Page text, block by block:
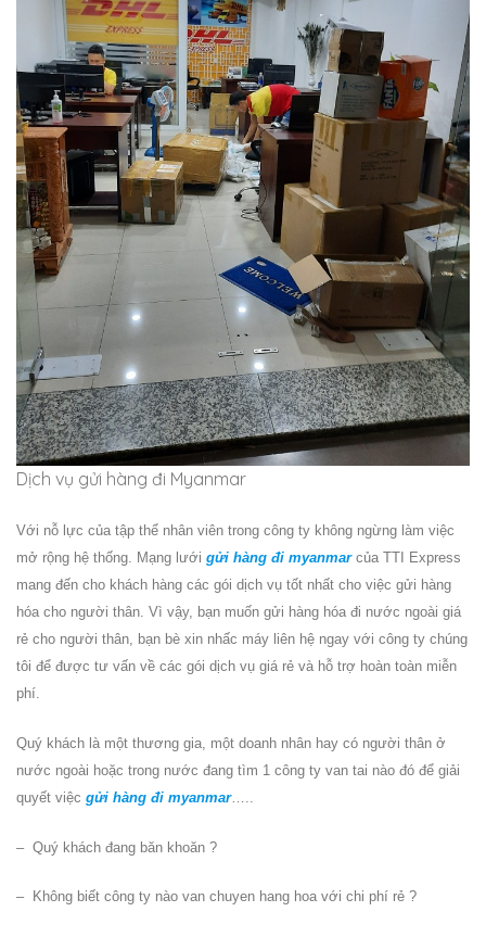
Dịch vụ gửi hàng đi Myanmar
Với nỗ lực của tập thể nhân viên trong công ty không ngừng làm việc
mở rộng hệ thống. Mạng lưới gửi hàng đi myanmarcủa TTI Express
mang đến cho khách hàng các gói dịch vụ tốt nhất cho việc gửi hàng
hóa cho người thân. Vì vậy, bạn muốn gửi hàng hóa đi nước ngoài giá
rẻ cho người thân, bạn bè xin nhấc máy liên hệ ngay với công ty chúng
tôi để được tư vấn về các gói dịch vụ giá rẻ và hỗ trợ hoàn toàn miễn
phí.
Quý khách là một thương gia, một doanh nhân hay có người thân ở
nước ngoài hoặc trong nước đang tìm 1 công ty van tai nào đó để giải
quyết việc gửi hàng đi myanmar…..
– Quý khách đang băn khoăn ?
– Không biết công ty nào van chuyen hang hoa với chi phí rẻ ?